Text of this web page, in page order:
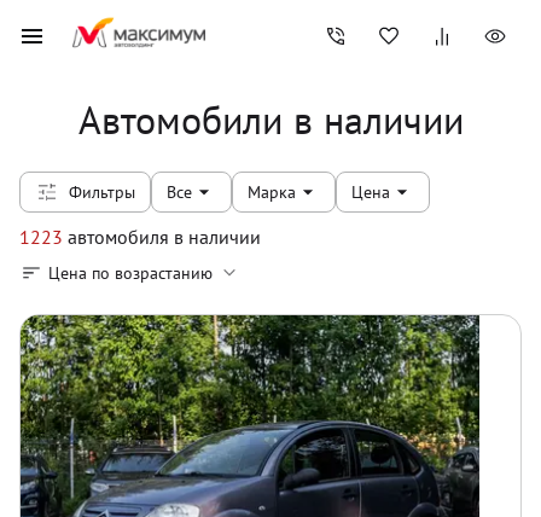
Автомобили в наличии
Фильтры Все Марка Цена
1223 автомобиля в наличии
Цена по возрастанию